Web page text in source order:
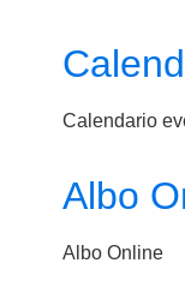
Calendario
Albo
Albo Online